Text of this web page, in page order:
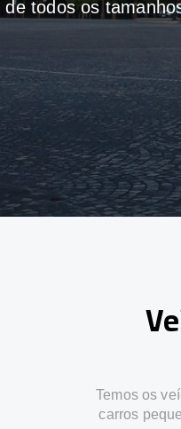
todos os
Temos os
carros